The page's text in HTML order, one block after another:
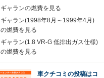
ギャランの燃費を見る
ギャラン(1998年8月～1999年4月)
の燃費を見る
ギャラン(1.8 VR-G 低排出ガス仕様)
の燃費を見る
車クチコミの投稿はコ